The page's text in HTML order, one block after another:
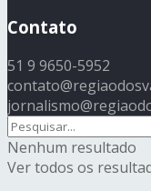
Contato
51 9 9650-5952
Nenhum resultado
Ver todos os